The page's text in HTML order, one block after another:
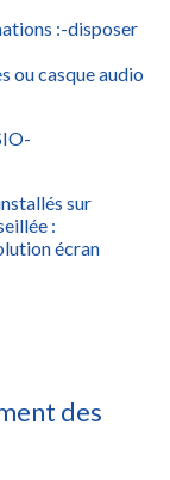
:-disposer
ou casque audio
sur
:
écran
des